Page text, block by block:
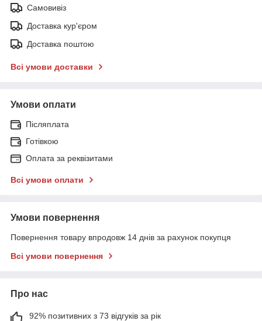
Самовивіз
Доставка кур'єром
Доставка поштою
Всі умови доставки
Умови оплати
Післяплата
Готівкою
Оплата за реквізитами
Всі умови оплати
Умови повернення
Повернення товару впродовж 14 днів за рахунок покупця
Всі умови повернення
Про нас
92% позитивних з 73 відгуків за рік